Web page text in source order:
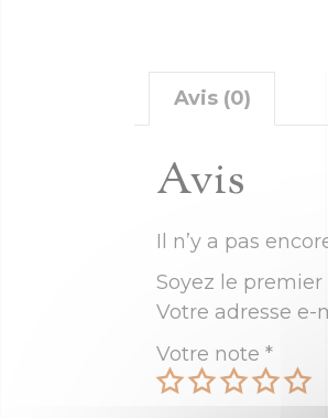
Avis (0)
Avis
Il n’y a pas
Soyez le premier
Votre adresse e-
Votre note *